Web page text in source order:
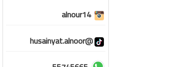
alnour14
@husainyat.alnoor